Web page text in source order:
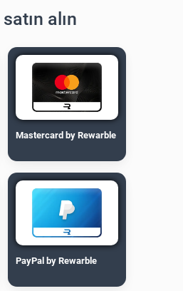
alın
Mastercard by Rewarble
PayPal by Rewarble